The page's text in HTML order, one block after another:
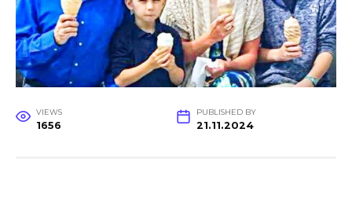
VIEWS
1656
PUBLISHED BY
21.11.2024